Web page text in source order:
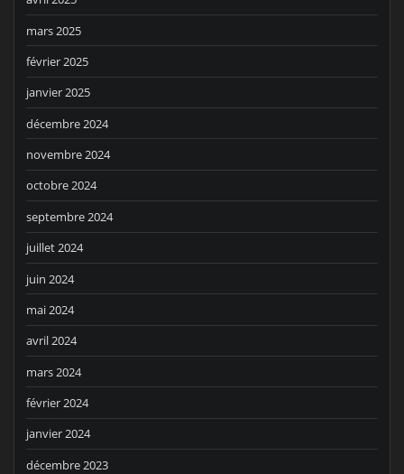
mars 2025
février 2025
janvier 2025
décembre 2024
novembre 2024
octobre 2024
septembre 2024
juillet 2024
juin 2024
mai 2024
avril 2024
mars 2024
février 2024
janvier 2024
décembre 2023